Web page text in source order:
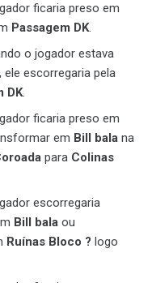
ficaria preso em
Passagem DK.
o jogador estava
, ele escorregaria pela
DK.
ficaria preso em
em Bill bala na
para Colinas
escorregaria
Bill bala ou
Ruínas Bloco ? logo